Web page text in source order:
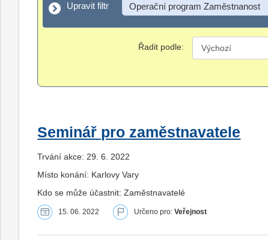
Upravit filtr
Upravit filtr Operační program Zaměstnanost
Řadit podle:
Seminář pro zaměstnavatele
Trvání akce: 29. 6. 2022
Místo konání: Karlovy Vary
Kdo se může účastnit: Zaměstnavatelé
15. 06. 2022 Určeno pro:Veřejnost